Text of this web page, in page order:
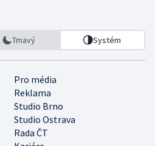
Tmavý Systém
Pro média
Reklama
Studio Brno
Studio Ostrava
Rada ČT